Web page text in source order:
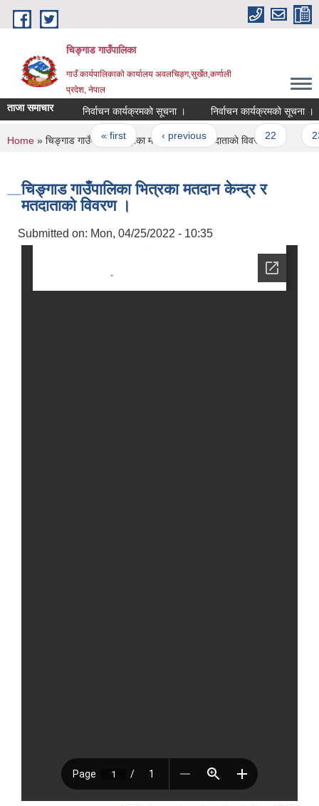
Skip to main content
चिङ्गाड गाउँपालिका
गाउँ कार्यपालिकाको कार्यालय अवलचिङ्ग,सुर्खेत,कर्णाली
प्रदेश, नेपाल
ताजा समाचार निर्वाचन कार्यक्रमको सूचना । निर्वाचन कार्यक्रमको सूचना ।
Pages
« first ‹ previous … 22
You are here
Home » चिङ्गाड गाउँपालिका भित्रका मतदान केन्द्र र मतदाताकाे विवरण ।
चिङ्गाड गाउँपालिका भित्रका मतदान केन्द्र र
मतदाताकाे विवरण ।
Submitted on: Mon, 04/25/2022 - 10:35